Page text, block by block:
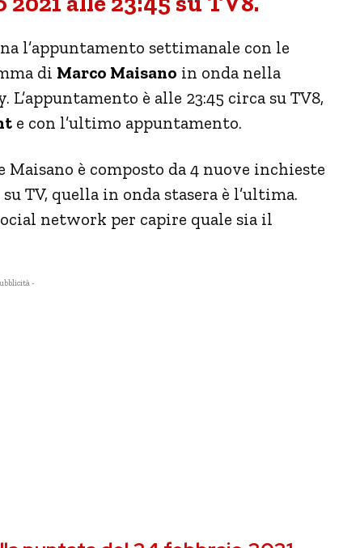
l’appuntamento settimanale con le
di Marco Maisano in onda nella
è alle 23:45 circa su TV8,
e con l’ultimo appuntamento.
è composto da 4 nuove inchieste
TV, quella in onda stasera è l’ultima.
network per capire quale sia il
-